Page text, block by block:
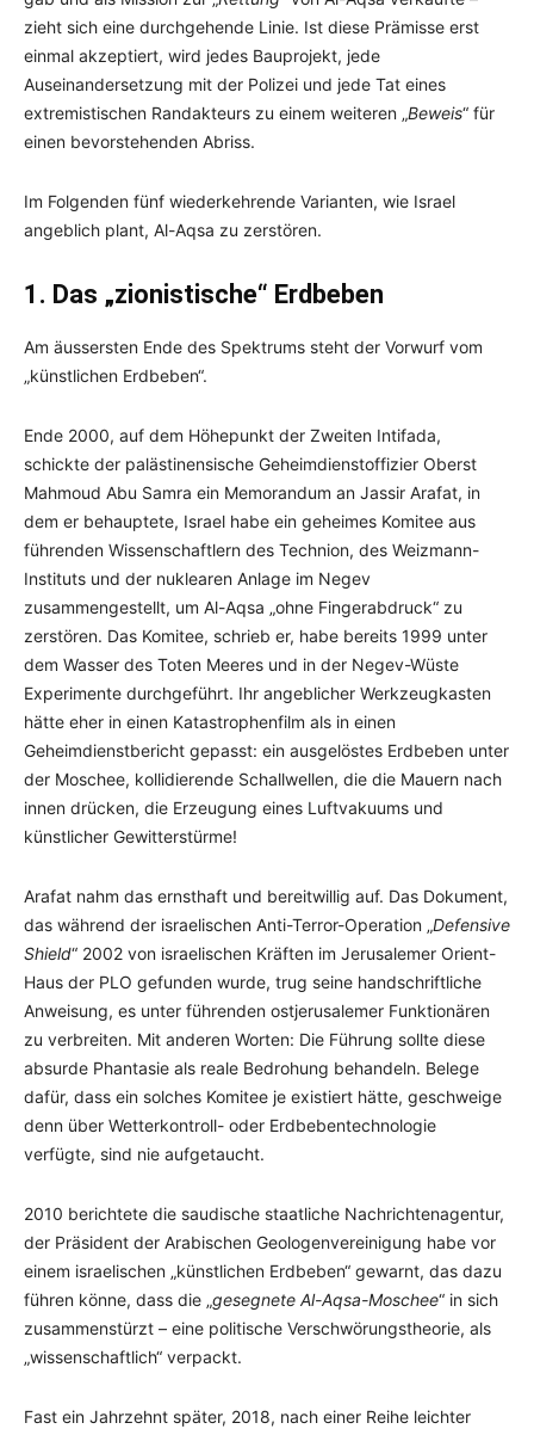
zieht sich eine durchgehende Linie. Ist diese Prämisse erst
einmal akzeptiert, wird jedes Bauprojekt, jede
Auseinandersetzung mit der Polizei und jede Tat eines
extremistischen Randakteurs zu einem weiteren „Beweis“ für
einen bevorstehenden Abriss.
Im Folgenden fünf wiederkehrende Varianten, wie Israel
angeblich plant, Al-Aqsa zu zerstören.
1. Das „zionistische“ Erdbeben
Am äussersten Ende des Spektrums steht der Vorwurf vom
„künstlichen Erdbeben“.
Ende 2000, auf dem Höhepunkt der Zweiten Intifada,
schickte der palästinensische Geheimdienstoffizier Oberst
Mahmoud Abu Samra ein Memorandum an Jassir Arafat, in
dem er behauptete, Israel habe ein geheimes Komitee aus
führenden Wissenschaftlern des Technion, des Weizmann-
Instituts und der nuklearen Anlage im Negev
zusammengestellt, um Al-Aqsa „ohne Fingerabdruck“ zu
zerstören. Das Komitee, schrieb er, habe bereits 1999 unter
dem Wasser des Toten Meeres und in der Negev-Wüste
Experimente durchgeführt. Ihr angeblicher Werkzeugkasten
hätte eher in einen Katastrophenfilm als in einen
Geheimdienstbericht gepasst: ein ausgelöstes Erdbeben unter
der Moschee, kollidierende Schallwellen, die die Mauern nach
innen drücken, die Erzeugung eines Luftvakuums und
künstlicher Gewitterstürme!
Arafat nahm das ernsthaft und bereitwillig auf. Das Dokument,
das während der israelischen Anti-Terror-Operation „Defensive
Shield“ 2002 von israelischen Kräften im Jerusalemer Orient-
Haus der PLO gefunden wurde, trug seine handschriftliche
Anweisung, es unter führenden ostjerusalemer Funktionären
zu verbreiten. Mit anderen Worten: Die Führung sollte diese
absurde Phantasie als reale Bedrohung behandeln. Belege
dafür, dass ein solches Komitee je existiert hätte, geschweige
denn über Wetterkontroll- oder Erdbebentechnologie
verfügte, sind nie aufgetaucht.
2010 berichtete die saudische staatliche Nachrichtenagentur,
der Präsident der Arabischen Geologenvereinigung habe vor
einem israelischen „künstlichen Erdbeben“ gewarnt, das dazu
führen könne, dass die „gesegnete Al-Aqsa-Moschee“ in sich
zusammenstürzt – eine politische Verschwörungstheorie, als
„wissenschaftlich“ verpackt.
Fast ein Jahrzehnt später, 2018, nach einer Reihe leichter